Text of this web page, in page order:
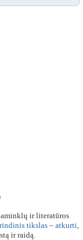
ir literatūros
tikslas– atkurti,
ir raidą.